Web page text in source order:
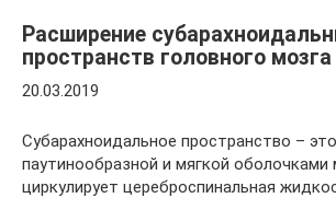
Расширение
пространств головного
20.03.2019
Субарахноидальное пространство –
паутинообразной и мягкой оболочками
циркулирует цереброспинальная